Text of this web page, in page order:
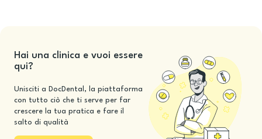
Hai una clinica e vuoi essere
qui?
Unisciti a DocDental, la piattaforma
con tutto ciò che ti serve per far
crescere la tua pratica e fare il
salto di qualità